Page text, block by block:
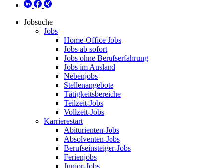
Jobsuche
Jobs
Home-Office Jobs
Jobs ab sofort
Jobs ohne Berufserfahrung
Jobs im Ausland
Nebenjobs
Stellenangebote
Tätigkeitsbereiche
Teilzeit-Jobs
Vollzeit-Jobs
Karrierestart
Abiturienten-Jobs
Absolventen-Jobs
Berufseinsteiger-Jobs
Ferienjobs
Junior-Jobs